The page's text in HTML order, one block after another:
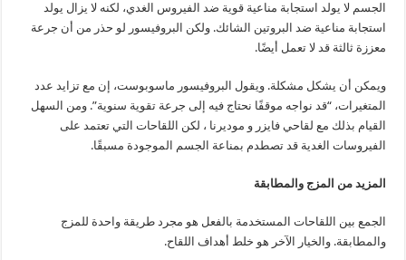
الجسم لا يولد استجابة مناعية قوية ضد الفيروس الغدي، لكنه لا يزال يولد
استجابة مناعية ضد البروتين الشائك. ولكن البروفيسور لو حذر من أن جرعة
معززة ثالثة قد لا تعمل أيضًا.
ويمكن أن يشكل مشكلة. ويقول البروفيسور ماسوبوست، إن مع تزايد عدد
المتغيرات، “قد نواجه موقفًا نحتاج فيه إلى جرعة تقوية سنوية”. ومن السهل
القيام بذلك مع لقاحي فايزر و موديرنا ، لكن اللقاحات التي تعتمد على
الفيروسات الغدية قد تصطدم بمناعة الجسم الموجودة مسبقًا.
المزيد من المزج والمطابقة
الجمع بين اللقاحات المستخدمة بالفعل هو مجرد طريقة واحدة للمزج
والمطابقة. والخيار الآخر هو خلط أهداف اللقاح.